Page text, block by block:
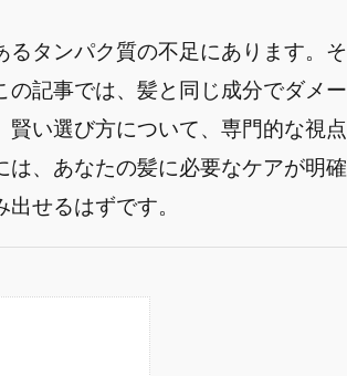
タンパク質の不足にあります。そ
の記事では、髪と同じ成分でダメー
い選び方について、専門的な視点
、あなたの髪に必要なケアが明確
せるはずです。